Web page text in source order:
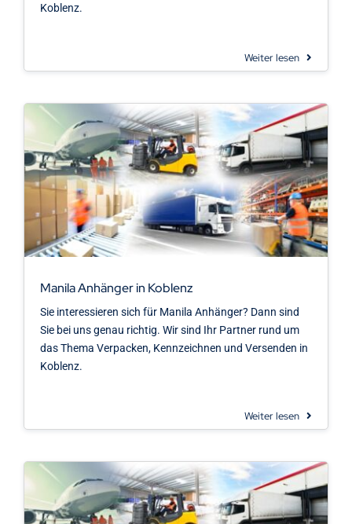
Koblenz.
Weiter lesen
Manila Anhänger in Koblenz
Sie interessieren sich für Manila Anhänger? Dann sind
Sie bei uns genau richtig. Wir sind Ihr Partner rund um
das Thema Verpacken, Kennzeichnen und Versenden in
Koblenz.
Weiter lesen